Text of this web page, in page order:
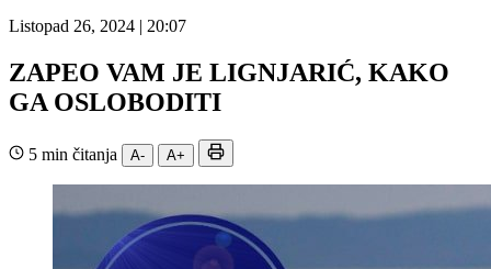
Listopad 26, 2024 | 20:07
ZAPEO VAM JE LIGNJARIĆ, KAKO
GA OSLOBODITI
5 min čitanja A- A+